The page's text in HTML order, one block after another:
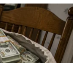
తెలుగు